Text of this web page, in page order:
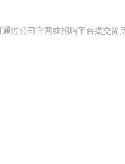
过公司官网或招聘平台提交简